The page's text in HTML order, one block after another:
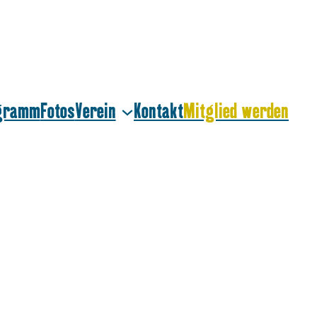
FotosVerein KontaktMitglied werden